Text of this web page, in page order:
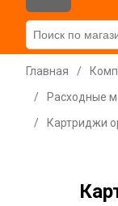
Главная /
/
Расходные
/
Картриджи